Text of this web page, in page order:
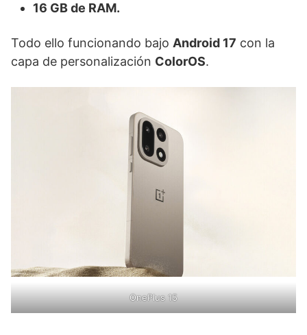
16 GB de RAM.
Todo ello funcionando bajo Android 17 con la
capa de personalización ColorOS.
OnePlus 15